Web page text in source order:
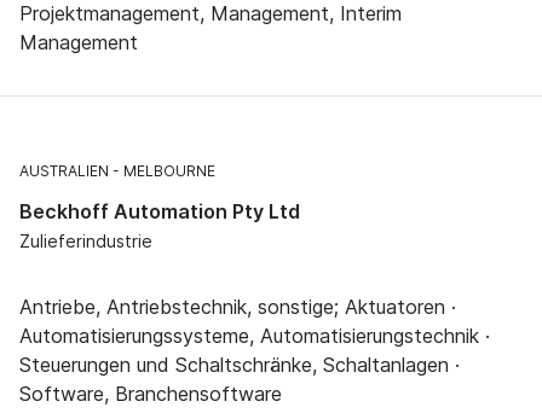
Projektmanagement, Management, Interim
Management
AUSTRALIEN MELBOURNE
Beckhoff Automation Pty Ltd
Zulieferindustrie
Antriebe, Antriebstechnik, sonstige; Aktuatoren ·
Automatisierungssysteme, Automatisierungstechnik ·
Steuerungen und Schaltschränke, Schaltanlagen ·
Software, Branchensoftware